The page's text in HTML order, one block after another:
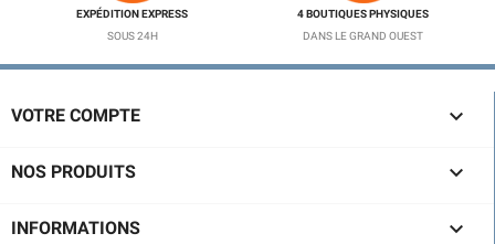
EXPÉDITION EXPRESS
SOUS 24H
4 BOUTIQUES PHYSIQUES
DANS LE GRAND OUEST
VOTRE COMPTE 
NOS PRODUITS 
INFORMATIONS 